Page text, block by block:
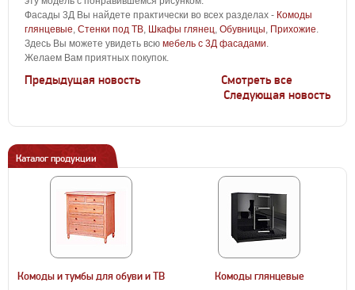
Фасады 3Д Вы найдете практически во всех разделах - Комоды
глянцевые, Стенки под ТВ, Шкафы глянец, Обувницы, Прихожие.
Здесь Вы можете увидеть всю мебель с 3Д фасадами.
Желаем Вам приятных покупок.
Предыдущая новость
Смотреть все
Следующая новость
Каталог продукции
Комоды и тумбы для обуви и ТВ Комоды глянцевые